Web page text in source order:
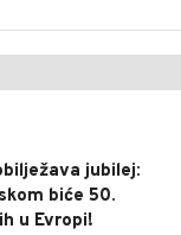
jubilej:
biće 50.
u Evropi!